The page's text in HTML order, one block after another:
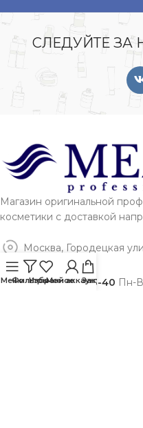
СЛЕДУЙТЕ ЗА
Магазин оригинальной
косметики с доставкой
Москва, Городецкая
+7 (495) 142-13-40 Пн-
МенюФильтры
Избранное
Мой аккаунт
Заказ